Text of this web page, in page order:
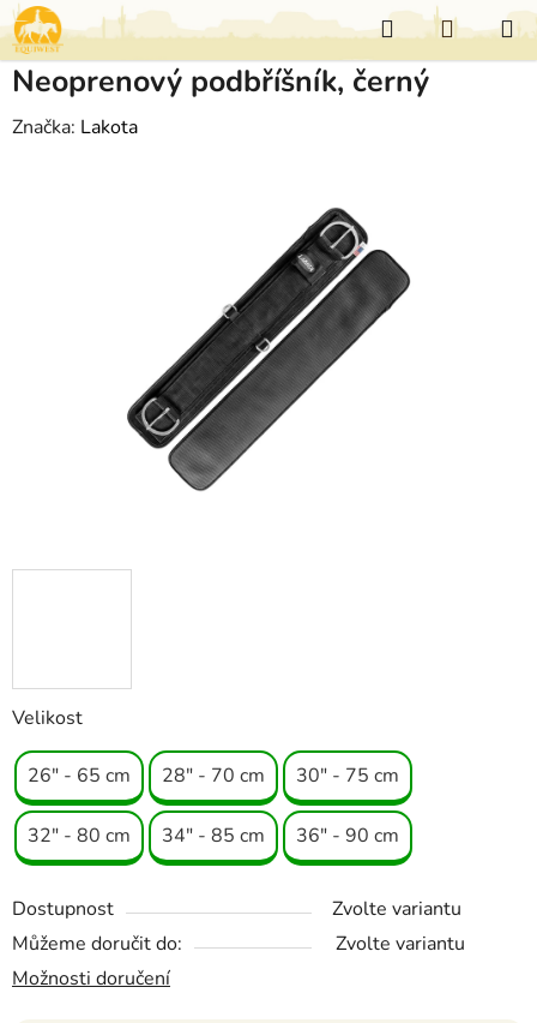
Přejít
na
obsah
Hledat
KOŠÍK
Velikost
26" - 65 cm 28" - 70 cm 30" - 75 cm
32" - 80 cm 34" - 85 cm 36" - 90 cm
Dostupnost
Zvolte variantu
Můžeme doručit do:
Zvolte variantu
Možnosti doručení
Neoprenový podbříšník, černý
Značka: Lakota